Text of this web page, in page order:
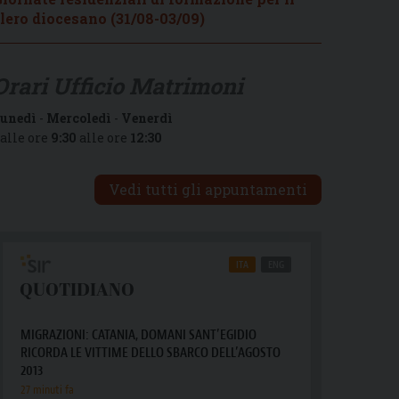
diocesano (31/08-03/09)
- Mercoledì - Venerdì
ore 9:30 alle ore 12:30
Vedi tutti gli appuntamenti